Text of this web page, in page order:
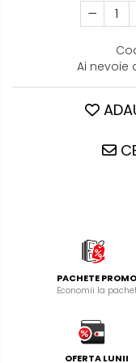
Ai nevoie
PACHETE PROMO
Economii la
OFERTA LUNII